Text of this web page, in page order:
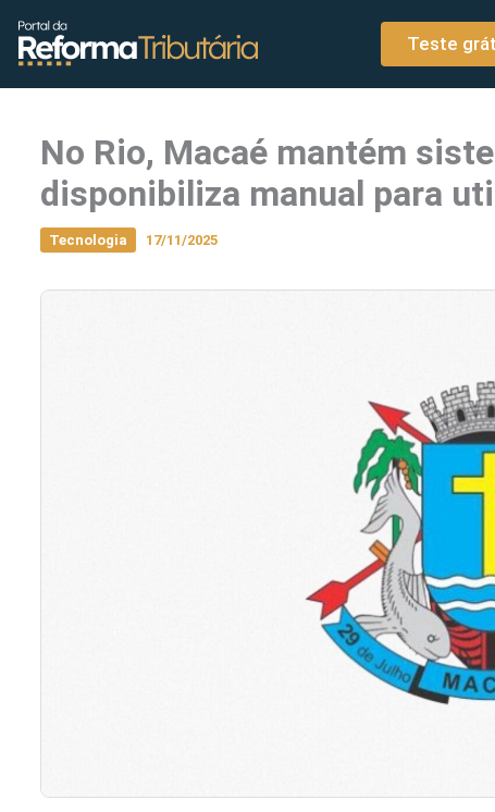
conteúdo
Teste
No Rio, Macaé mantém
disponibiliza manual para
Tecnologia 17/11/2025